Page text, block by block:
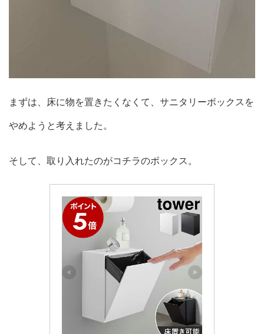
まずは、床に物を置きたくなくて、サニタリーボックスを
やめようと考えました。
そして、取り入れたのがコチラのボックス。